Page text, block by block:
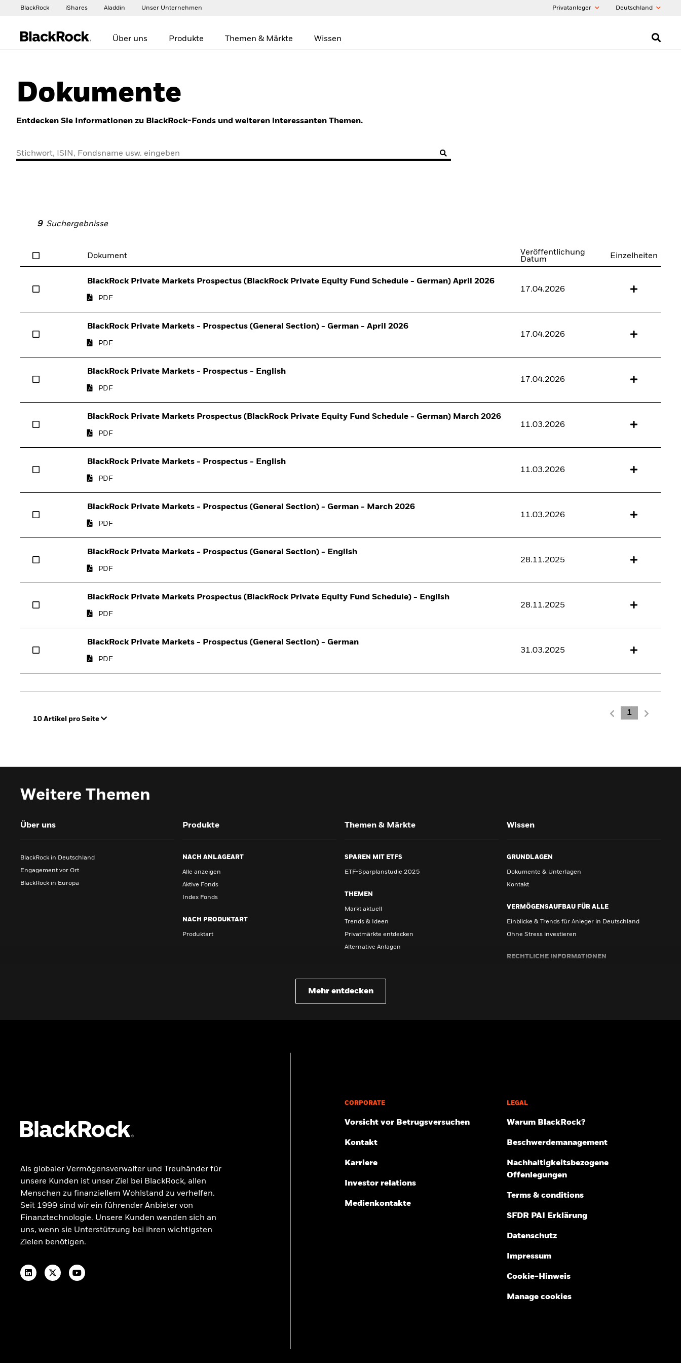
BlackRock iShares Aladdin Unser Unternehmen Privatanleger Deutschland
Über uns Produkte Themen & Märkte Wissen
Dokumente
Entdecken Sie Informationen zu BlackRock-Fonds und weiteren interessanten Themen.
9 Suchergebnisse
Dokument
Veröffentlichung
Datum
Einzelheiten
BlackRock Private Markets Prospectus (BlackRock Private Equity Fund Schedule - German) April 2026
PDF
17.04.2026
BlackRock Private Markets - Prospectus (General Section) - German - April 2026
PDF
17.04.2026
BlackRock Private Markets - Prospectus - English
PDF
17.04.2026
BlackRock Private Markets Prospectus (BlackRock Private Equity Fund Schedule - German) March 2026
PDF
11.03.2026
BlackRock Private Markets - Prospectus - English
PDF
11.03.2026
BlackRock Private Markets - Prospectus (General Section) - German - March 2026
PDF
11.03.2026
BlackRock Private Markets - Prospectus (General Section) - English
PDF
28.11.2025
BlackRock Private Markets Prospectus (BlackRock Private Equity Fund Schedule) - English
PDF
28.11.2025
BlackRock Private Markets - Prospectus (General Section) - German
PDF
31.03.2025
10 Artikel pro Seite
1
Weitere Themen
Über uns
BlackRock in Deutschland
Engagement vor Ort
BlackRock in Europa
Produkte
NACH ANLAGEART
Alle anzeigen
Aktive Fonds
Index Fonds
NACH PRODUKTART
Produktart
Themen & Märkte
SPAREN MIT ETFS
ETF-Sparplanstudie 2025
THEMEN
Markt aktuell
Trends & Ideen
Privatmärkte entdecken
Alternative Anlagen
Wissen
GRUNDLAGEN
Dokumente & Unterlagen
Kontakt
VERMÖGENSAUFBAU FÜR ALLE
Einblicke & Trends für Anleger in Deutschland
Ohne Stress investieren
RECHTLICHE INFORMATIONEN
Mehr entdecken
Als globaler Vermögensverwalter und Treuhänder für
unsere Kunden ist unser Ziel bei BlackRock, allen
Menschen zu finanziellem Wohlstand zu verhelfen.
Seit 1999 sind wir ein führender Anbieter von
Finanztechnologie. Unsere Kunden wenden sich an
uns, wenn sie Unterstützung bei ihren wichtigsten
Zielen benötigen.
CORPORATE
Vorsicht vor Betrugsversuchen
Kontakt
Karriere
Investor relations
Medienkontakte
LEGAL
Warum BlackRock?
Beschwerdemanagement
Nachhaltigkeitsbezogene
Offenlegungen
Terms & conditions
SFDR PAI Erklärung
Datenschutz
Impressum
Cookie-Hinweis
Manage cookies